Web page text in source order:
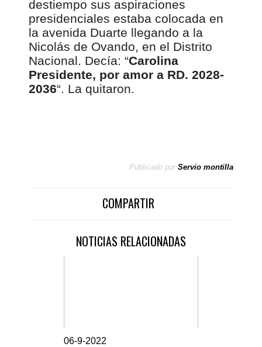
destiempo sus aspiraciones
presidenciales estaba colocada en
la avenida Duarte llegando a la
Nicolás de Ovando, en el Distrito
Nacional. Decía: “Carolina
Presidente, por amor a RD. 2028-
2036“. La quitaron.
Publicado por Servio montilla
COMPARTIR
NOTICIAS RELACIONADAS
06-9-2022